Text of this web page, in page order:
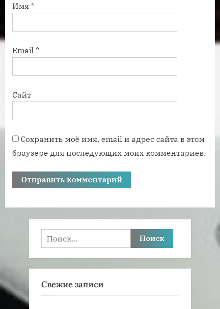
Имя *
Email *
Сайт
Сохранить моё имя, email и адрес сайта в этом
браузере для последующих моих комментариев.
Найти:
Свежие записи